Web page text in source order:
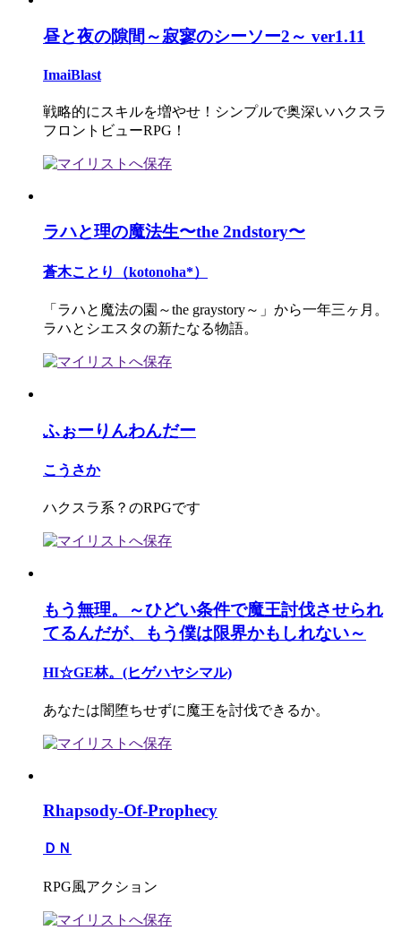
昼と夜の隙間～寂寥のシーソー2～ ver1.11
ImaiBlast
戦略的にスキルを増やせ！シンプルで奥深いハクスラ
フロントビューRPG！
ラハと理の魔法生〜the 2ndstory〜
蒼木ことり（kotonoha*）
「ラハと魔法の園～the graystory～」から一年三ヶ月。
ラハとシエスタの新たなる物語。
ふぉーりんわんだー
こうさか
ハクスラ系？のRPGです
もう無理。～ひどい条件で魔王討伐させられ
てるんだが、もう僕は限界かもしれない～
HI☆GE林。(ヒゲハヤシマル)
あなたは闇堕ちせずに魔王を討伐できるか。
Rhapsody-Of-Prophecy
ＤＮ
RPG風アクション